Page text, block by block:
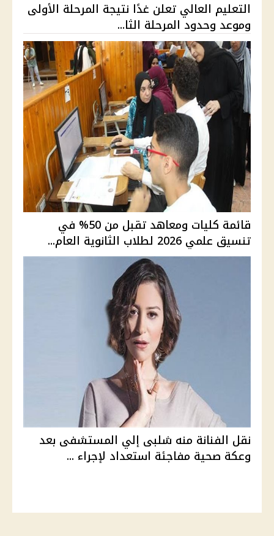
التعليم العالي تعلن غدًا نتيجة المرحلة الأولى
وموعد وحدود المرحلة الثا...
قائمة كليات ومعاهد تقبل من 50% في
تنسيق علمي 2026 لطلاب الثانوية العام...
نقل الفنانة منه شلبى إلي المستشفى بعد
وعكة صحية مفاجئة استعداد لإجراء ...